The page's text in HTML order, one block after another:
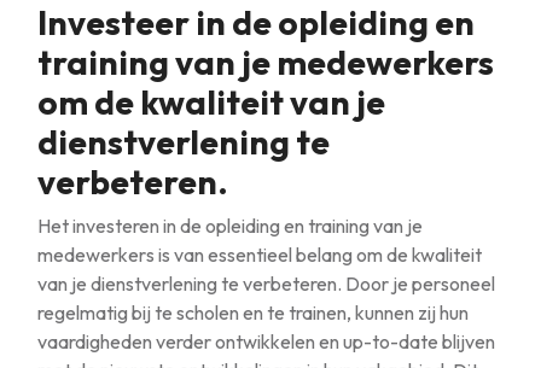
Investeer in de opleiding en
training van je medewerkers
om de kwaliteit van je
dienstverlening te
verbeteren.
Het investeren in de opleiding en training van je
medewerkers is van essentieel belang om de kwaliteit
van je dienstverlening te verbeteren. Door je personeel
regelmatig bij te scholen en te trainen, kunnen zij hun
vaardigheden verder ontwikkelen en up-to-date blijven